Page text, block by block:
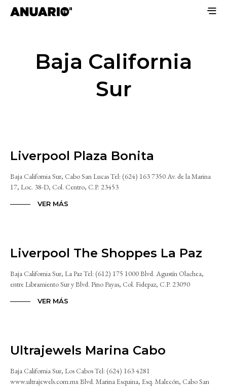
Baja California
Sur
Liverpool Plaza Bonita
Baja California Sur, Cabo San Lucas Tel: (624) 163 7350 Av. de la Marina
17, Loc. 38-D, Col. Centro, C.P. 23453
VER MÁS
Liverpool The Shoppes La Paz
Baja California Sur, La Paz Tel: (612) 175 1000 Blvd. Agustín Olachea,
entre Libramiento Sur y Blvd. Pino Payas, Col. Fidepaz, C.P. 23090
VER MÁS
Ultrajewels Marina Cabo
Baja California Sur, Los Cabos Tel: (624) 163 4281
www.ultrajewels.com.mx Blvd. Marina Esquina, Esq. Malecón, Cabo San